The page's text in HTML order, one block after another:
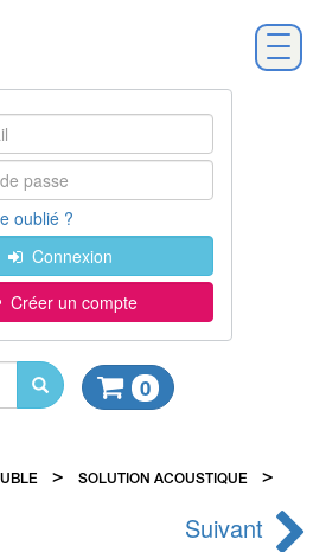
oublié ?
Connexion
Créer un compte
0
> SOLUTION ACOUSTIQUE >
Suivant